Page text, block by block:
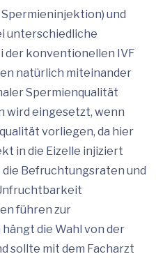
und
unterschiedliche
der konventionellen IVF
natürlich miteinander
Spermienqualität
wird eingesetzt, wenn
vorliegen, da hier
in die Eizelle injiziert
Befruchtungsraten und
führen zur
die Wahl von der
sollte mit dem Facharzt